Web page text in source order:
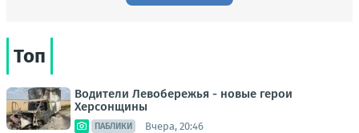
Топ
Водители Левобережья - новые герои
Херсонщины
ПАБЛИКИ Вчера, 20:46